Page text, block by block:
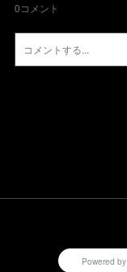
0コメント
Powered by